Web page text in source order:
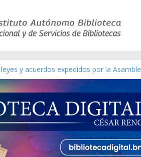
y acuerdos expedidos por la
gráfico]
[material gráfico]
la República de Venezuela año CXXXIII
de obras de Modesta Bor